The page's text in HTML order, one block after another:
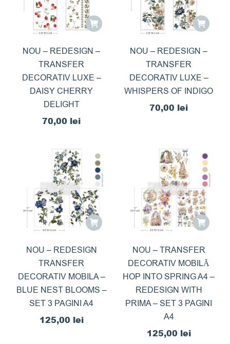
NOU – REDESIGN –
TRANSFER
DECORATIV LUXE –
DAISY CHERRY
DELIGHT
70,00 lei
NOU – REDESIGN –
TRANSFER
DECORATIV LUXE –
WHISPERS OF INDIGO
70,00 lei
NOU – REDESIGN
TRANSFER
DECORATIV MOBILA –
BLUE NEST BLOOMS –
SET 3 PAGINI A4
125,00 lei
NOU – TRANSFER
DECORATIV MOBILĂ
HOP INTO SPRING A4 –
REDESIGN WITH
PRIMA – SET 3 PAGINI
A4
125,00 lei